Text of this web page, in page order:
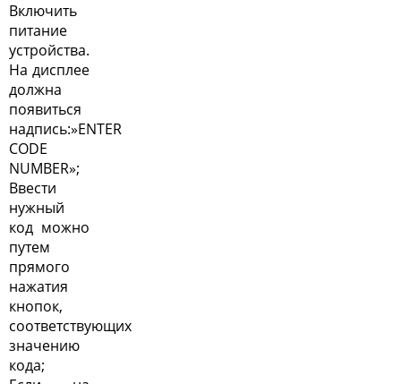
Включить
питание
устройства.
На дисплее
должна
появиться
надпись:»ENTER
CODE
NUMBER»;
Ввести
нужный
код можно
путем
прямого
нажатия
кнопок,
соответствующих
значению
кода;